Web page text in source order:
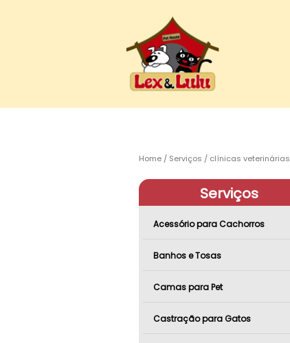
Home Serviços clínicas veterinárias
Serviços
Acessório para Cachorros
Banhos e Tosas
Camas para Pet
Castração para Gatos